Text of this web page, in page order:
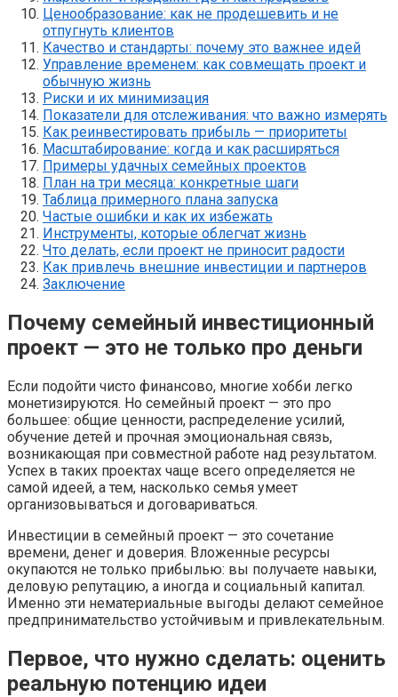
Ценообразование: как не продешевить и не
отпугнуть клиентов
Качество и стандарты: почему это важнее идей
Управление временем: как совмещать проект и
обычную жизнь
Риски и их минимизация
Показатели для отслеживания: что важно измерять
Как реинвестировать прибыль — приоритеты
Масштабирование: когда и как расширяться
Примеры удачных семейных проектов
План на три месяца: конкретные шаги
Таблица примерного плана запуска
Частые ошибки и как их избежать
Инструменты, которые облегчат жизнь
Что делать, если проект не приносит радости
Как привлечь внешние инвестиции и партнеров
Заключение
Почему семейный инвестиционный
проект — это не только про деньги
Если подойти чисто финансово, многие хобби легко
монетизируются. Но семейный проект — это про
большее: общие ценности, распределение усилий,
обучение детей и прочная эмоциональная связь,
возникающая при совместной работе над результатом.
Успех в таких проектах чаще всего определяется не
самой идеей, а тем, насколько семья умеет
организовываться и договариваться.
Инвестиции в семейный проект — это сочетание
времени, денег и доверия. Вложенные ресурсы
окупаются не только прибылью: вы получаете навыки,
деловую репутацию, а иногда и социальный капитал.
Именно эти нематериальные выгоды делают семейное
предпринимательство устойчивым и привлекательным.
Первое, что нужно сделать: оценить
реальную потенцию идеи